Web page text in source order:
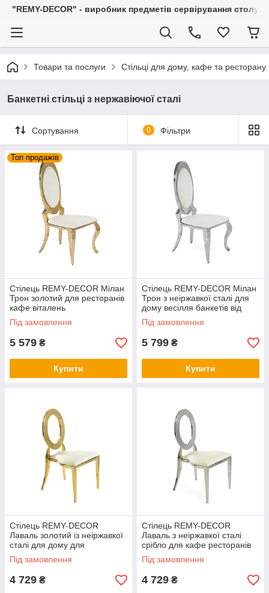
"REMY-DECOR" - виробник предметів сервірування
Товари та послуги Стільці для дому, кафе та ресторану
Банкетні стільці з нержавіючої сталі
Сортування 0 Фільтри
Топ продажів
Стілець REMY-DECOR Мілан
Трон золотий для ресторанів
кафе віталень
Під замовлення
5 579 ₴
Купити
Стілець REMY-DECOR Мілан
Трон з неіржавкої сталі для
дому весілля банкетів від
заводу виробника
Під замовлення
5 799 ₴
Купити
Стілець REMY-DECOR
Лаваль золотий із неіржавкої
сталі для дому для
ресторану та кафе для
весілля
Під замовлення
4 729 ₴
Стілець REMY-DECOR
Лаваль з неіржавкої сталі
срібло для кафе ресторанів
готелів
Під замовлення
4 729 ₴